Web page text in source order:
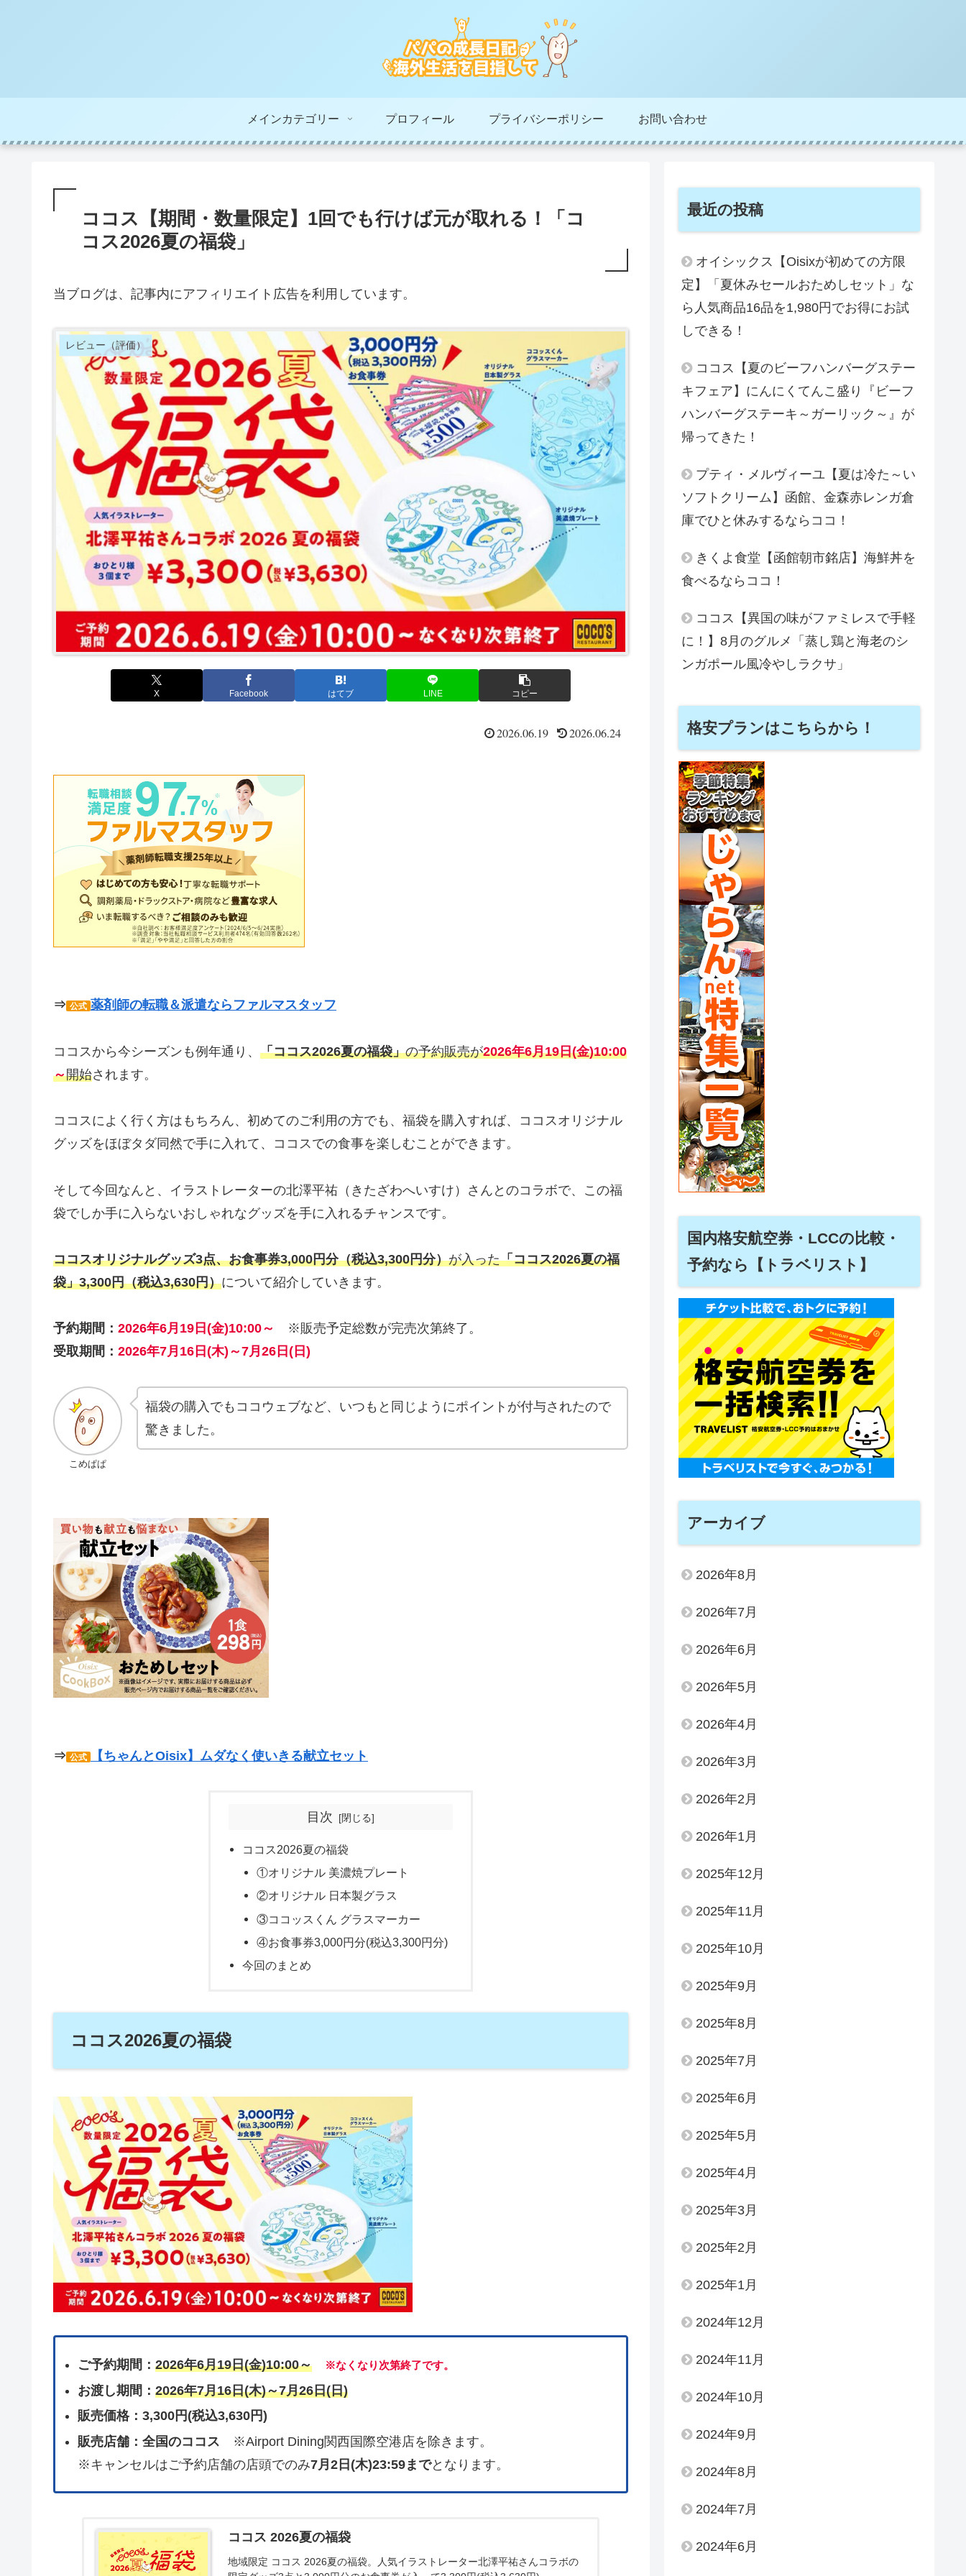
メインカテゴリー プロフィール プライバシーポリシー お問い合わせ
ココス【期間・数量限定】1回でも行けば元が取れる！「コ
コス2026夏の福袋」
当ブログは、記事内にアフィリエイト広告を利用しています。
レビュー（評価）
X Facebook はてブ LINE コピー
2026.06.19 2026.06.24
⇒ 公式 薬剤師の転職＆派遣ならファルマスタッフ
ココスから今シーズンも例年通り、 「ココス2026夏の福袋」の予約販売が2026年6月19日(金)10:00
～開始されます。
ココスによく行く方はもちろん、初めてのご利用の方でも、福袋を購入すれば、ココスオリジナル
グッズをほぼタダ同然で手に入れて、ココスでの食事を楽しむことができます。
そして今回なんと、イラストレーターの北澤平祐（きたざわへいすけ）さんとのコラボで、この福
袋でしか手に入らないおしゃれなグッズを手に入れるチャンスです。
ココスオリジナルグッズ3点、お食事券3,000円分（税込3,300円分）が入った「ココス2026夏の福
袋」3,300円（税込3,630円）について紹介していきます。
予約期間： 2026年6月19日(金)10:00～
※販売予定総数が完売次第終了。
受取期間： 2026年7月16日(木)～7月26日(日)
こめぱぱ
福袋の購入でもココウェブなど、いつもと同じようにポイントが付与されたので
驚きました。
⇒ 公式 【ちゃんとOisix】ムダなく使いきる献立セット
目次
ココス2026夏の福袋
①オリジナル 美濃焼プレート
②オリジナル 日本製グラス
③ココッスくん グラスマーカー
④お食事券3,000円分(税込3,300円分)
今回のまとめ
ココス2026夏の福袋
ご予約期間： 2026年6月19日(金)10:00～ ※なくなり次第終了です。
お渡し期間： 2026年7月16日(木)～7月26日(日)
販売価格：3,300円(税込3,630円)
販売店舗：全国のココス ※Airport Dining関西国際空港店を除きます。
※キャンセルはご予約店舗の店頭でのみ7月2日(木)23:59までとなります。
ココス 2026夏の福袋
地域限定 ココス 2026夏の福袋。人気イラストレーター北澤平祐さんコラボの
最近の投稿
オイシックス【Oisixが初めての方限
定】「夏休みセールおためしセット」な
ら人気商品16品を1,980円でお得にお試
しできる！
ココス【夏のビーフハンバーグステー
キフェア】にんにくてんこ盛り『ビーフ
ハンバーグステーキ～ガーリック～』が
帰ってきた！
プティ・メルヴィーユ【夏は冷た～い
ソフトクリーム】函館、金森赤レンガ倉
庫でひと休みするならココ！
きくよ食堂【函館朝市銘店】海鮮丼を
食べるならココ！
ココス【異国の味がファミレスで手軽
に！】8月のグルメ「蒸し鶏と海老のシ
ンガポール風冷やしラクサ」
格安プランはこちらから！
国内格安航空券・LCCの比較・
予約なら【トラベリスト】
アーカイブ
2026年8月
2026年7月
2026年6月
2026年5月
2026年4月
2026年3月
2026年2月
2026年1月
2025年12月
2025年11月
2025年10月
2025年9月
2025年8月
2025年7月
2025年6月
2025年5月
2025年4月
2025年3月
2025年2月
2025年1月
2024年12月
2024年11月
2024年10月
2024年9月
2024年8月
2024年7月
2024年6月